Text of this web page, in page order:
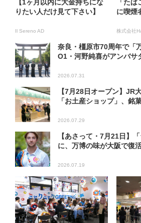
【1ヶ月以内に大金持ちにな
りたい人だけ見て下さい】
Il Sereno AD
「た
に喫煙
株式会社
奈良・橿原市70周年で「
O1・河野純喜がアンバ
2026.07.31
【7月28日オープン】JR
「お土産ショップ」、銘
2026.07.29
【あさって・7月21日】
に、万博の味が大阪で復
2026.07.19